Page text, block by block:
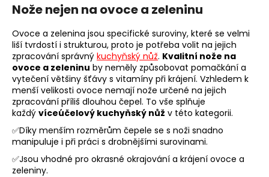
Nože nejen na ovoce a zeleninu
Ovoce a zelenina jsou specifické suroviny, které se velmi
liší tvrdostí i strukturou, proto je potřeba volit na jejich
zpracování správný kuchyňský nůž. Kvalitní nože na
ovoce a zeleninu by neměly způsobovat pomačkání a
vytečení většiny šťávy s vitamíny při krájení. Vzhledem k
menší velikosti ovoce nemají nože určené na jejich
zpracování příliš dlouhou čepel. To vše splňuje
každý víceúčelový kuchyňský nůž v této kategorii.
✅Díky menším rozměrům čepele se s noži snadno
manipuluje i při práci s drobnějšími surovinami.
✅Jsou vhodné pro okrasné okrajování a krájení ovoce a
zeleniny.
j
e
t
e
n
a
j
í
t
?